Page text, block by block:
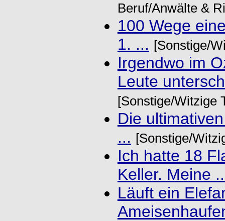
Beruf/Anwälte &
100 Wege
1. ... [Sonstige/
Irgendwo im
Leute
[Sonstige/Witzige
Die
... [Sonstige/
Ich hatte 18
Keller. Meine
Läuft ein